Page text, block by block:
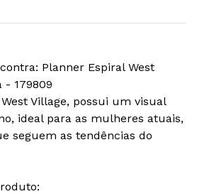
Planner Espiral West
- 179809
Village, possui um visual
ideal para as mulheres atuais,
seguem as tendências do